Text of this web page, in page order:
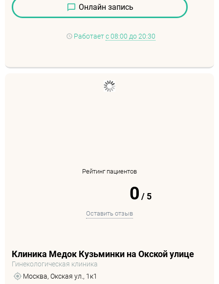
Онлайн запись
Работаетс 08:00 до 20:30
Рейтинг пациентов
0 / 5
Оставить отзыв
Клиника Медок Кузьминки на Окской улице
Гинекологическая клиника
Москва, Окская ул., 1к1